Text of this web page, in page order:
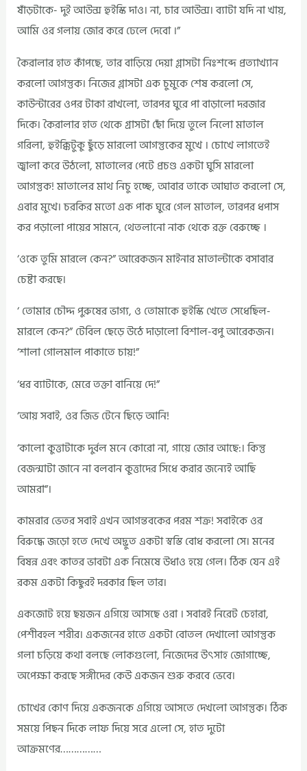
ষাঁড়টাকে- দুই আউন্স হুইস্কি দাও। না, চার আউন্স। ব্যাটা যদি না খায়,
আমি ওর গলায় জোর করে ঢেলে দেবো ।”
কৈরালার হাত কাঁপছে, তার বাড়িয়ে দেয়া গ্লাসটা নিঃশব্দে প্রত্যাখ্যান
করলো আগন্তুক। নিজের গ্লাসটা এক চুমুকে শেষ করলো সে,
কাউন্টারের ওপর টাকা রাখলো, তারপর ঘুরে পা বাড়ালো দরজার
দিকে। কৈরালার হাত থেকে গ্রাসটা ছোঁ দিয়ে তুলে নিলো মাতাল
গরিলা, হুইক্কিটুকু ছুঁড়ে মারলো আগন্তুকের মুখে । চোখে লাগতেই
জ্বালা করে উঠলো, মাতালের পেটে প্রচণ্ড একটা ঘুসি মারলো
আগন্তুক! মাতালের মাথ নিচু হচ্ছে, আবার তাকে আঘাত করলো সে,
এবার মুখে। চরকির মতো এক পাক ঘুরে গেল মাতাল, তারপর ধপাস
কর পড়ালো পায়ের সামনে, থেতলানো নাক থেকে রক্ত বেরুচ্ছে ।
‘ওকে তুমি মারলে কেন?” আরেকজন মাইনার মাতাল্টাকে বসাবার
চেষ্টা করছে।
‘ তোমার চৌদ্দ পুরুষের ভাগ্য, ও তোমাকে হুইস্কি খেতে সেধেছিল-
মারলে কেন?” টেবিল ছেড়ে উঠে দাড়ালো বিশাল-বপু আরেকজন।
‘শালা গোলমাল পাকাতে চায়!”
‘ধর ব্যাটাকে, মেরে তক্তা বানিয়ে দে!”
‘আয় সবাই, ওর জিভ টেনে ছিড়ে আনি!
‘কালো কুত্তাটাকে দুর্বল মনে কোরো না, গায়ে জোর আছে:। কিন্তু
বেজন্মাটা জানে না বলবান কুত্তাদের সিধে করার জন্যেই আছি
আমরা”।
কামরার ভেতর সবাই এখন আগন্তবকের পরম শক্র! সবাইকে ওর
বিরুদ্ধে জড়ো হতে দেখে অদ্ভুত একটা স্বস্তি বোধ করলো সে। মনের
বিষন্ন এবং কাতর ভাবটা এক নিমেষে উধাও হয়ে গেল। ঠিক যেন এই
রকম একটা কিছুরই দরকার ছিল তার।
একজোট হয়ে ছয়জন এগিয়ে আসছে ওরা । সবারই নিরেট চেহারা,
পেশীবহল শরীর। একজনের হাতে একটা বোতল দেখালো আগন্তুক
গলা চড়িয়ে কথা বলছে লোকগুলো, নিজেদের উৎসাহ জোগাচ্ছে,
অপেক্ষা করছে সঙ্গীদের কেউ একজন শুরু করবে ভেবে।
চোখের কোণ দিয়ে একজনকে এগিয়ে আসতে দেখলো আগন্তুক। ঠিক
সময়ে পিছন দিকে লাফ দিয়ে সরে এলো সে, হাত দুটো
আক্রমণের……………